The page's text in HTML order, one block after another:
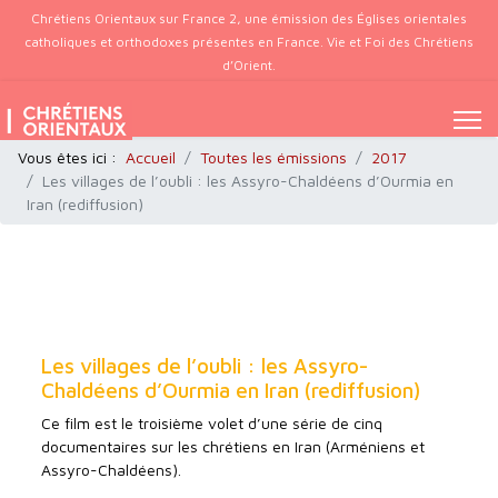
Chrétiens Orientaux sur France 2, une émission des Églises orientales
catholiques et orthodoxes présentes en France. Vie et Foi des Chrétiens
d’Orient.
Vous êtes ici : Accueil Toutes les émissions
2017
Les villages de l’oubli : les Assyro-Chaldéens d’Ourmia en
Iran (rediffusion)
Les villages de l’oubli : les Assyro-
Chaldéens d’Ourmia en Iran (rediffusion)
Ce film est le troisième volet d’une série de cinq
documentaires sur les chrétiens en Iran (Arméniens et
Assyro-Chaldéens).